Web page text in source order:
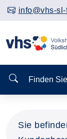
info@vhs-
Finden Sie
Sie